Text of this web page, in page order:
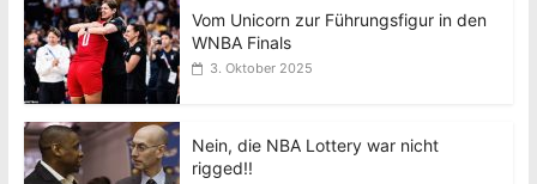
Vom Unicorn zur Führungsfigur in den
WNBA Finals
3. Oktober 2025
Nein, die NBA Lottery war nicht
rigged!!